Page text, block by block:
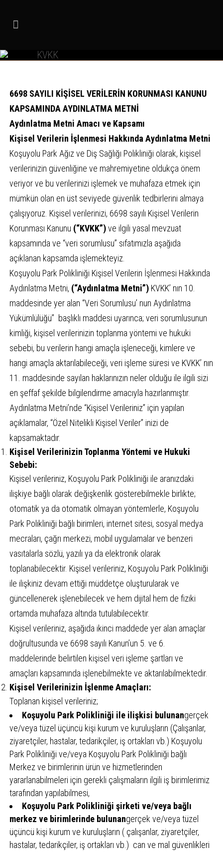
KVKK
6698 SAYILI KİŞİSEL VERİLERİN KORUNMASI KANUNU
KAPSAMINDA AYDINLATMA METNİ
Aydınlatma Metni Amacı ve Kapsamı
Kişisel Verilerin İşlenmesi Hakkında Aydınlatma Metni
Koşuyolu Park Ağız ve Diş Sağlığı Polikliniği olarak, kişisel
verilerinizin güvenliğine ve mahremiyetine oldukça önem
veriyor ve bu verilerinizi işlemek ve muhafaza etmek için
mümkün olan en üst seviyede güvenlik tedbirlerini almaya
çalışıyoruz. Kişisel verilerinizi, 6698 sayılı Kişisel Verilerin
Korunması Kanunu (“KVKK”)ve ilgili yasal mevzuat
kapsamında ve “veri sorumlusu” sıfatımızla aşağıda
açıklanan kapsamda işlemekteyiz.
Koşuyolu Park Polikliniği Kişisel Verilerin İşlenmesi Hakkında
Aydınlatma Metni, (“Aydınlatma Metni”) KVKK’ nın 10.
maddesinde yer alan “Veri Sorumlusu’ nun Aydınlatma
Yükümlülüğü” başlıklı maddesi uyarınca; veri sorumlusunun
kimliği, kişisel verilerinizin toplanma yöntemi ve hukuki
sebebi, bu verilerin hangi amaçla işleneceği, kimlere ve
hangi amaçla aktarılabileceği, veri işleme süresi ve KVKK’ nın
11. maddesinde sayılan haklarınızın neler olduğu ile ilgili sizi
en şeffaf şekilde bilgilendirme amacıyla hazırlanmıştır.
Aydınlatma Metni’nde “Kişisel Verileriniz” için yapılan
açıklamalar, “Özel Nitelikli Kişisel Veriler” inizi de
kapsamaktadır.
Kişisel Verilerinizin Toplanma Yöntemi ve Hukuki
Sebebi:
Kişisel verileriniz, Koşuyolu Park Polikliniği ile aranızdaki
ilişkiye bağlı olarak değişkenlik gösterebilmekle birlikte;
otomatik ya da otomatik olmayan yöntemlerle, Koşuyolu
Park Polikliniği bağlı birimleri, internet sitesi, sosyal medya
mecraları, çağrı merkezi, mobil uygulamalar ve benzeri
vasıtalarla sözlü, yazılı ya da elektronik olarak
toplanabilecektir. Kişisel verileriniz, Koşuyolu Park Polikliniği
ile ilişkiniz devam ettiği müddetçe oluşturularak ve
güncellenerek işlenebilecek ve hem dijital hem de fiziki
ortamda muhafaza altında tutulabilecektir.
Kişisel verileriniz, aşağıda ikinci maddede yer alan amaçlar
doğrultusunda ve 6698 sayılı Kanun’un 5. ve 6.
maddelerinde belirtilen kişisel veri işleme şartları ve
amaçları kapsamında işlenebilmekte ve aktarılabilmektedir.
Kişisel Verilerinizin İşlenme Amaçları:
Toplanan kişisel verileriniz;
Koşuyolu Park Polikliniği ile ilişkisi bulunangerçek
ve/veya tüzel üçüncü kişi kurum ve kuruluşların (Çalışanlar,
ziyaretçiler, hastalar, tedarikçiler, iş ortakları vb.) Koşuyolu
Park Polikliniği ve/veya Koşuyolu Park Polikliniği bağlı
Merkez ve birimlerinin ürün ve hizmetlerinden
yararlanabilmeleri için gerekli çalışmaların ilgili iş birimlerimiz
tarafından yapılabilmesi,
Koşuyolu Park Polikliniği şirketi ve/veya bağlı
merkez ve birimlerinde bulunangerçek ve/veya tüzel
üçüncü kişi kurum ve kuruluşların ( çalışanlar, ziyaretçiler,
hastalar, tedarikçiler, iş ortakları vb.) can ve mal güvenlikleri